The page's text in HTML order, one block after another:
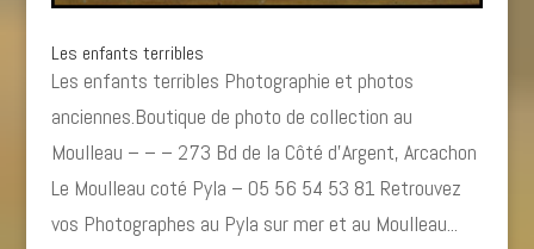
Les enfants terribles
Les enfants terribles Photographie et photos
anciennes.Boutique de photo de collection au
Moulleau – – – 273 Bd de la Côté d’Argent, Arcachon
Le Moulleau coté Pyla – 05 56 54 53 81 Retrouvez
vos Photographes au Pyla sur mer et au Moulleau...